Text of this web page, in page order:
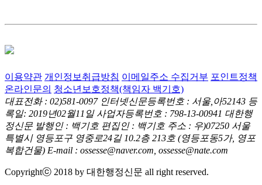
이용약관 개인정보취급방침 이메일주소 수집거부 포인트정책
온라인문의 청소년보호정책(책임자 백기호)
대표전화 : 02)581-0097 인터넷신문등록번호 : 서울,아52143 등
록일: 2019년02월11일 사업자등록번호 : 798-13-00941 대한행
정신문 발행인 : 백기호 편집인 : 백기호 주소 : 우)07250 서울
특별시 영등포구 영중로24길 10.2층 213호 (영등포동5가, 영포
복합건물) E-mail : ossesse@naver.com, ossesse@nate.com
Copyrightⓒ 2018 by 대한행정신문 all right reserved.